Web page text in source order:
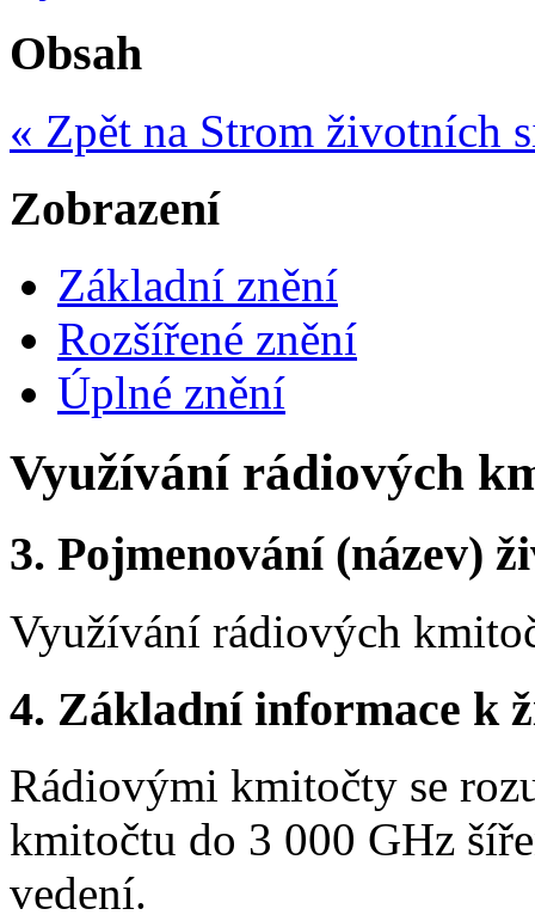
Obsah
« Zpět na Strom životních
Zobrazení
Základní znění
Rozšířené znění
Úplné znění
Využívání rádiových
3. Pojmenování (název)
Využívání rádiových
4. Základní informace k
Rádiovými kmitočty se
kmitočtu do 3 000 GHz
vedení.